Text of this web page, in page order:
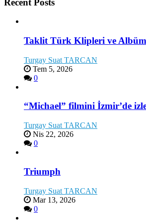
Taklit Türk Klipleri ve
Turgay Suat TARCAN
Tem 5, 2026
0
“Michael” filmini İzmir’de
Turgay Suat TARCAN
Nis 22, 2026
0
Triumph
Turgay Suat TARCAN
Mar 13, 2026
0